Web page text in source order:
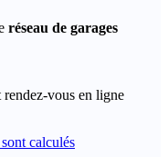
réseau de garages
rendez-vous en ligne
calculés